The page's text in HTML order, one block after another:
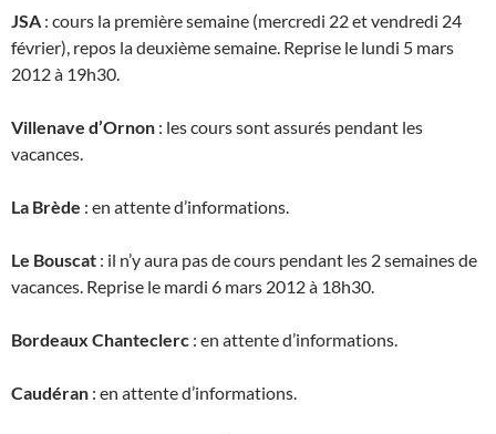
JSA : cours la première semaine (mercredi 22 et vendredi 24
février), repos la deuxième semaine. Reprise le lundi 5 mars
2012 à 19h30.
Villenave d’Ornon : les cours sont assurés pendant les
vacances.
La Brède : en attente d’informations.
Le Bouscat : il n’y aura pas de cours pendant les 2 semaines de
vacances. Reprise le mardi 6 mars 2012 à 18h30.
Bordeaux Chanteclerc : en attente d’informations.
Caudéran : en attente d’informations.